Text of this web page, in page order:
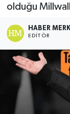
olduğu
HABER
EDITÖR
Son
Haber